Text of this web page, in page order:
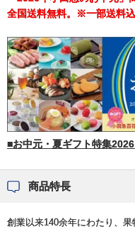
全国送料無料。※一部送料
■お中元・夏ギフト特集
商品特長
創業以来140余年にわたり、